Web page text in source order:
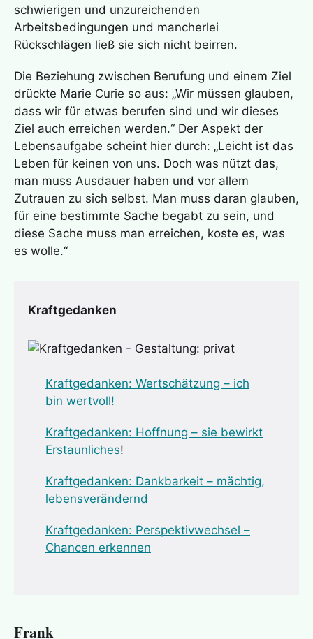
schwierigen und unzureichenden
Arbeitsbedingungen und mancherlei
Rückschlägen ließ sie sich nicht beirren.
Die Beziehung zwischen Berufung und einem Ziel
drückte Marie Curie so aus: „Wir müssen glauben,
dass wir für etwas berufen sind und wir dieses
Ziel auch erreichen werden.“ Der Aspekt der
Lebensaufgabe scheint hier durch: „Leicht ist das
Leben für keinen von uns. Doch was nützt das,
man muss Ausdauer haben und vor allem
Zutrauen zu sich selbst. Man muss daran glauben,
für eine bestimmte Sache begabt zu sein, und
diese Sache muss man erreichen, koste es, was
es wolle.“
Kraftgedanken
Kraftgedanken: Wertschätzung – ich
bin wertvoll!
Kraftgedanken: Hoffnung – sie bewirkt
Erstaunliches!
Kraftgedanken: Dankbarkeit – mächtig,
lebensverändernd
Kraftgedanken: Perspektivwechsel –
Chancen erkennen
Frank